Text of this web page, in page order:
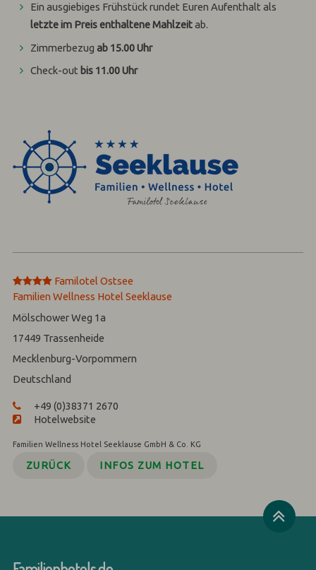
Ein ausgiebiges Frühstück rundet Euren Aufenthalt als
letzte im Preis enthaltene Mahlzeitab.
Zimmerbezugab 15.00 Uhr
Check-out bis 11.00 Uhr
****
Familotel Ostsee
Familien Wellness Hotel Seeklause
Mölschower Weg 1a
17449 Trassenheide
Mecklenburg-Vorpommern
Deutschland
+49 (0)38371 2670
Hotelwebsite
Familien Wellness Hotel Seeklause GmbH & Co. KG
ZURÜCK INFOS ZUM HOTEL